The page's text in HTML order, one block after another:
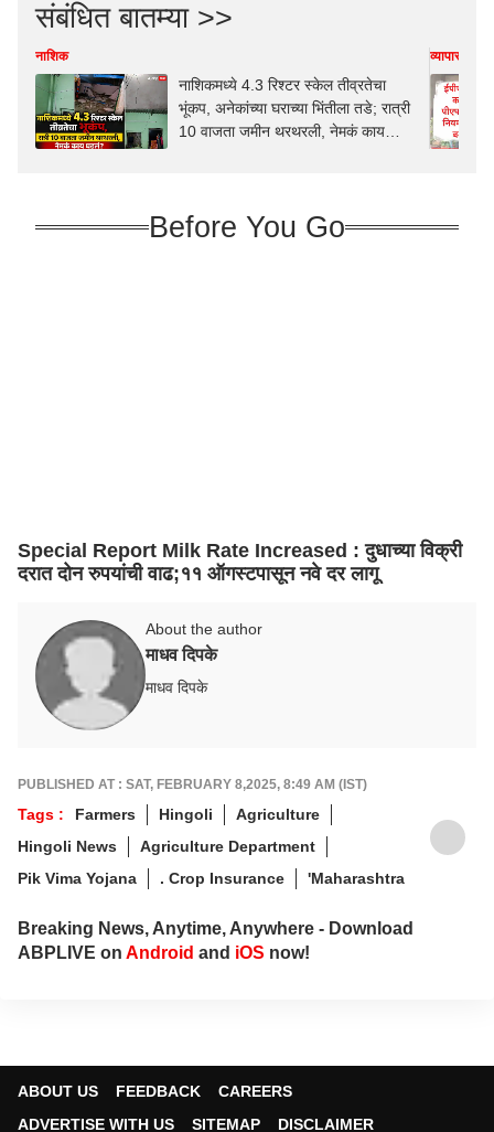
संबंधित बातम्या >>
नाशिक
नाशिकमध्ये 4.3 रिश्टर स्केल तीव्रतेचा
भूंकप, अनेकांच्या घराच्या भिंतीला तडे; रात्री
10 वाजता जमीन थरथरली, नेमकं काय
व्यापार-उद्योग
Before You Go
Special Report Milk Rate Increased : दुधाच्या विक्री
दरात दोन रुपयांची वाढ;११ ऑगस्टपासून नवे दर लागू
About the author
माधव दिपके
माधव दिपके
PUBLISHED AT : SAT, FEBRUARY 8,2025, 8:49 AM (IST)
Tags : Farmers Hingoli
Agriculture
Hingoli News
Agriculture Department
Pik Vima Yojana
. Crop Insurance 'Maharashtra
Breaking News, Anytime, Anywhere - Download
ABPLIVE on Android and iOS now!
ABOUT US FEEDBACK
CAREERS
ADVERTISE WITH US
SITEMAP DISCLAIMER